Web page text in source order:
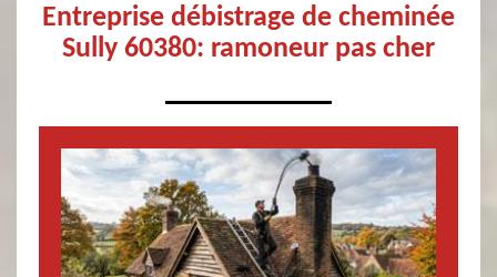
Entreprise débistrage de cheminée
Sully 60380: ramoneur pas cher